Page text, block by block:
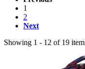
1
2
Next
Showing 1 - 12 of 19